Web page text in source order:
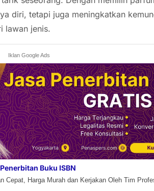
diri, tetapi juga meningkatkan
lawan jenis.
Iklan Google Ads
Buku ISBN
Cepat, Harga Murah dan Kerjakan Oleh Tim